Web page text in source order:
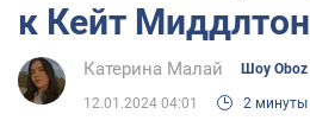
к Кейт Миддлтон
Катерина Малай Шоу Oboz
12.01.2024 04:01 2 минуты